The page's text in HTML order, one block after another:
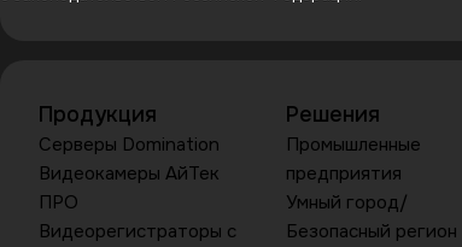
Продукция
Серверы Domination
Видеокамеры АйТек
ПРО
Видеорегистраторы с
Решения
Промышленные
предприятия
Умный город/
Безопасный регион